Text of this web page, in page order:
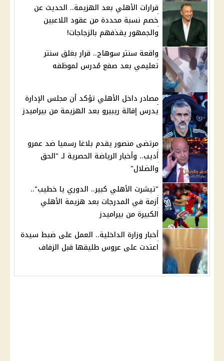
قرارات الأهلي بعد الهزيمة.. الحديث عن
خصم نسبة محددة من عقود اللاعبين
والجمهور يقذفهم بالزجاجات!
واقعة سنتر سوهاج.. قرار بغلق سنتر
تعليمي بعد صفع مُدرس لموظفه
مصادر داخل الأهلي تؤكد أن مجلس الإدارة
يدرس إقالة ريبيرو بعد الهزيمة من بيراميدز
مرتضى منصور يقدم بلاغا رسميا ضد عمرو
أديب.. وأخبار الرياضة الحصرية لـ "الحق
والضلال"
"تيشرت الأهلي كبير.. الدوري يا خطيب"..
أزمة في المدرجات بعد هزيمة الأهلي
الكبيرة من بيراميدز
أخبار وزارة الداخلية.. العمل على ضبط سيدة
اعتدت على عروس طليقها قبل الزفاف